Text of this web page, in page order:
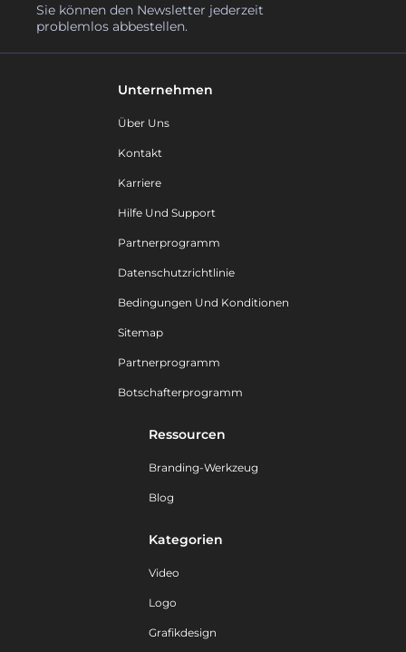
Sie können den Newsletter jederzeit
problemlos abbestellen.
Unternehmen
Über Uns
Kontakt
Karriere
Hilfe Und Support
Partnerprogramm
Datenschutzrichtlinie
Bedingungen Und Konditionen
Sitemap
Partnerprogramm
Botschafterprogramm
Ressourcen
Branding-Werkzeug
Blog
Kategorien
Video
Logo
Grafikdesign